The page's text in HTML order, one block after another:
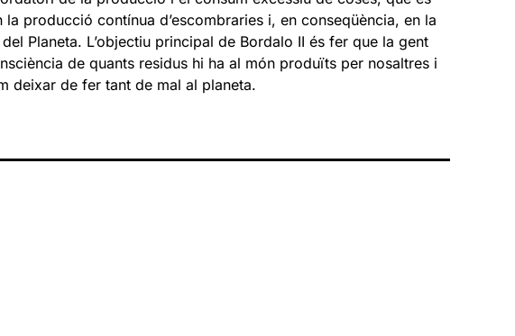
la producció contínua d’escombraries i, en conseqüència, en la
Planeta. L’objectiu principal de Bordalo II és fer que la gent
de quants residus hi ha al món produïts per nosaltres i
deixar de fer tant de mal al planeta.